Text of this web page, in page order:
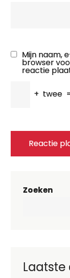
Mijn naam,
browser
reactie
+ twee
Zoeken
Laatste